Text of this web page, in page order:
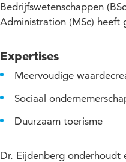
Bedrijfswetenschappen
Administration (MSc) heeft
Expertises
Meervoudige
Sociaal
Duurzaam toerisme
Dr. Eijdenberg